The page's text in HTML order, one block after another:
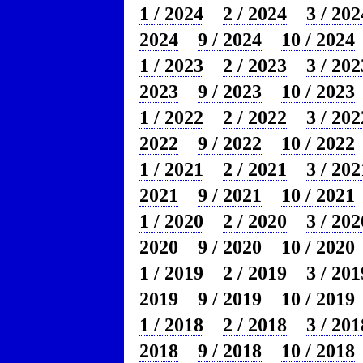
1 / 2024
2 / 2024
3 /
2024
9 / 2024
10 / 2024
1 / 2023
2 / 2023
3 /
2023
9 / 2023
10 / 2023
1 / 2022
2 / 2022
3 /
2022
9 / 2022
10 / 2022
1 / 2021
2 / 2021
3 /
2021
9 / 2021
10 / 2021
1 / 2020
2 / 2020
3 /
2020
9 / 2020
10 / 2020
1 / 2019
2 / 2019
3 /
2019
9 / 2019
10 / 2019
1 / 2018
2 / 2018
3 /
2018
9 / 2018
10 / 2018